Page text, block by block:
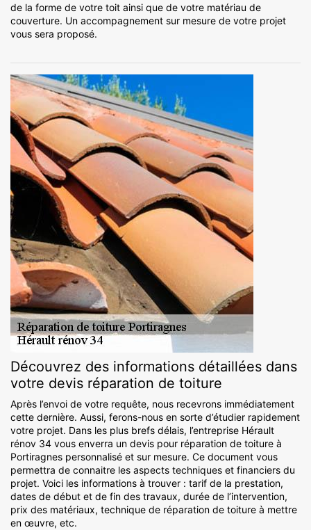
de la forme de votre toit ainsi que de votre matériau de
couverture. Un accompagnement sur mesure de votre projet
vous sera proposé.
Découvrez des informations détaillées dans
votre devis réparation de toiture
Après l’envoi de votre requête, nous recevrons immédiatement
cette dernière. Aussi, ferons-nous en sorte d’étudier rapidement
votre projet. Dans les plus brefs délais, l’entreprise Hérault
rénov 34 vous enverra un devis pour réparation de toiture à
Portiragnes personnalisé et sur mesure. Ce document vous
permettra de connaitre les aspects techniques et financiers du
projet. Voici les informations à trouver : tarif de la prestation,
dates de début et de fin des travaux, durée de l’intervention,
prix des matériaux, technique de réparation de toiture à mettre
en œuvre, etc.